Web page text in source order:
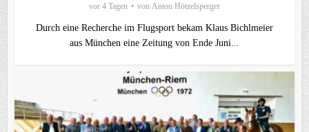
vor 4 Tagen von Anton Hötzelsperger
Durch eine Recherche im Flugsport bekam Klaus Bichlmeier
aus München eine Zeitung von Ende Juni...